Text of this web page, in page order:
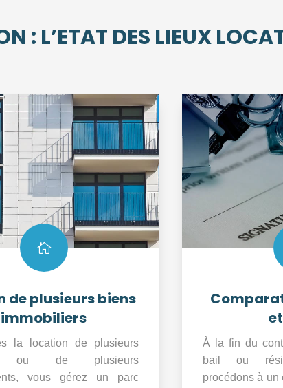
: L’ETAT DES LIEUX

de plusieurs biens
immobiliers
la location de plusieurs
ou de plusieurs
vous gérez un parc
À la fin du
bail ou
procédons à un